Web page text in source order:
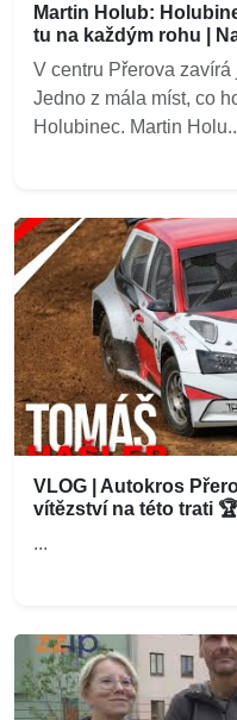
Martin Holub:
tu na každým rohu |
V centru Přerova
Jedno z mála míst, co
Holubinec. Martin
VLOG | Autokros
vítězství na této trati
...